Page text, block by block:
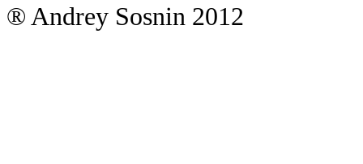
® Andrey Sosnin 2012